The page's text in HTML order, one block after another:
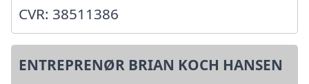
CVR: 38511386
ENTREPRENØR BRIAN KOCH HANSEN